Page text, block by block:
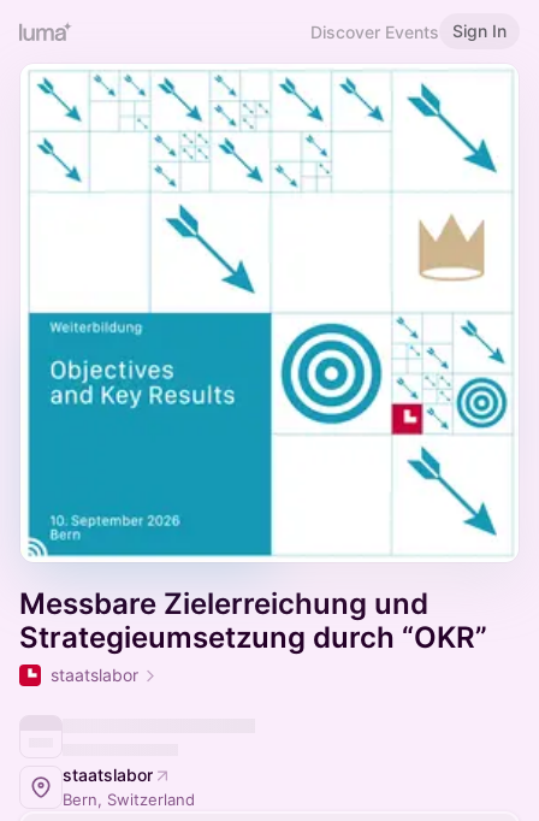
Discover Events Sign In
Messbare Zielerreichung und
Strategieumsetzung durch “OKR”
staatslabor
staatslabor
Bern, Switzerland